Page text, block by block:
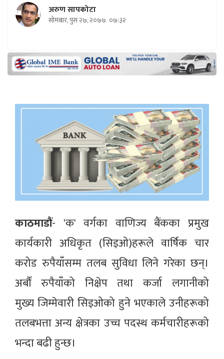
अरुण सापकोटा
सोमबार, पुस २७, २०७७ ०७:३२
काठमाडौं- 'क' वर्गका वाणिज्य बैंकका प्रमुख
कार्यकारी अधिकृत (सिइओ)हरूले वार्षिक चार
करोड रुपैयाँसम्म तलब सुविधा लिने गरेका छन्।
अर्बौं रुपैयाँको निक्षेप तथा कर्जा लगानीको
मुख्य जिम्मेवारी सिइओको हुने भएकाले उनीहरूको
तलबभत्ता अन्य क्षेत्रका उच्च पदस्थ कर्मचारीहरूको
भन्दा बढी हुन्छ।